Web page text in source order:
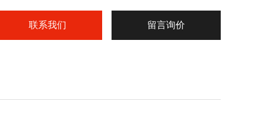
联系我们 留言询价